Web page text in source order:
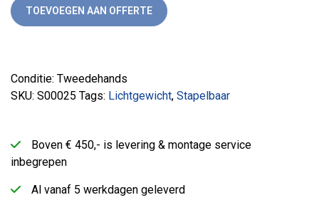
TOEVOEGEN AAN OFFERTE
Conditie: Tweedehands
SKU: S00025 Tags: Lichtgewicht, Stapelbaar
Boven € 450,- is levering & montage service
inbegrepen
Al vanaf 5 werkdagen geleverd